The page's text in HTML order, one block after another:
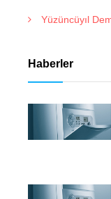
Yüzüncüyıl
Haberler